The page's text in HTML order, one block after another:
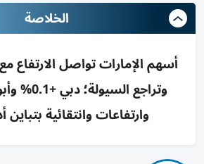
الخلاصة
أسهم الإمارات تواصل الارتفاع
وارتفاعات وانتقائية بتباين